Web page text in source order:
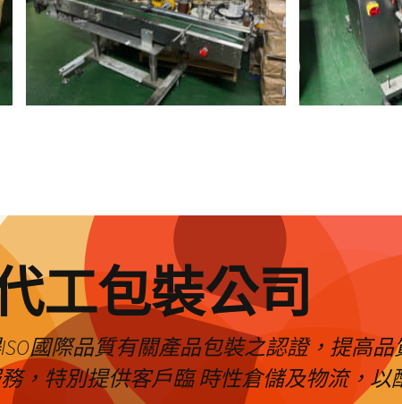
工包裝公司
國際品質有關產品包裝之認證，提高
，特別提供客戶臨 時性倉儲及物流，